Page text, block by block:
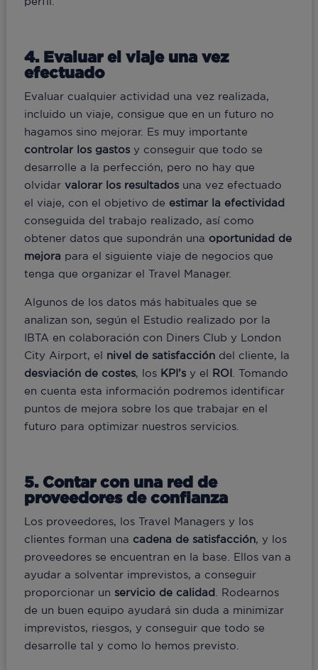
4. Evaluar el viaje una vez
efectuado
Evaluar cualquier actividad una vez realizada,
incluido un viaje, consigue que en un futuro no
hagamos sino mejorar. Es muy importante
controlar los gastosy conseguir que todo se
desarrolle a la perfección, pero no hay que
olvidar valorar los resultadosuna vez efectuado
el viaje, con el objetivo de estimar la efectividad
conseguida del trabajo realizado, así como
obtener datos que supondrán una oportunidad de
mejora para el siguiente viaje de negocios que
tenga que organizar el Travel Manager.
Algunos de los datos más habituales que se
analizan son, según el Estudio realizado por la
IBTA en colaboración con Diners Club y London
City Airport, el nivel de satisfaccióndel cliente, la
desviación de costes, los KPI’sy el ROI . Tomando
en cuenta esta información podremos identificar
puntos de mejora sobre los que trabajar en el
futuro para optimizar nuestros servicios.
5. Contar con una red de
proveedores de confianza
Los proveedores, los Travel Managers y los
clientes forman una cadena de satisfacción, y los
proveedores se encuentran en la base. Ellos van a
ayudar a solventar imprevistos, a conseguir
proporcionar un servicio de calidad . Rodearnos
de un buen equipo ayudará sin duda a minimizar
imprevistos, riesgos, y conseguir que todo se
desarrolle tal y como lo hemos previsto.